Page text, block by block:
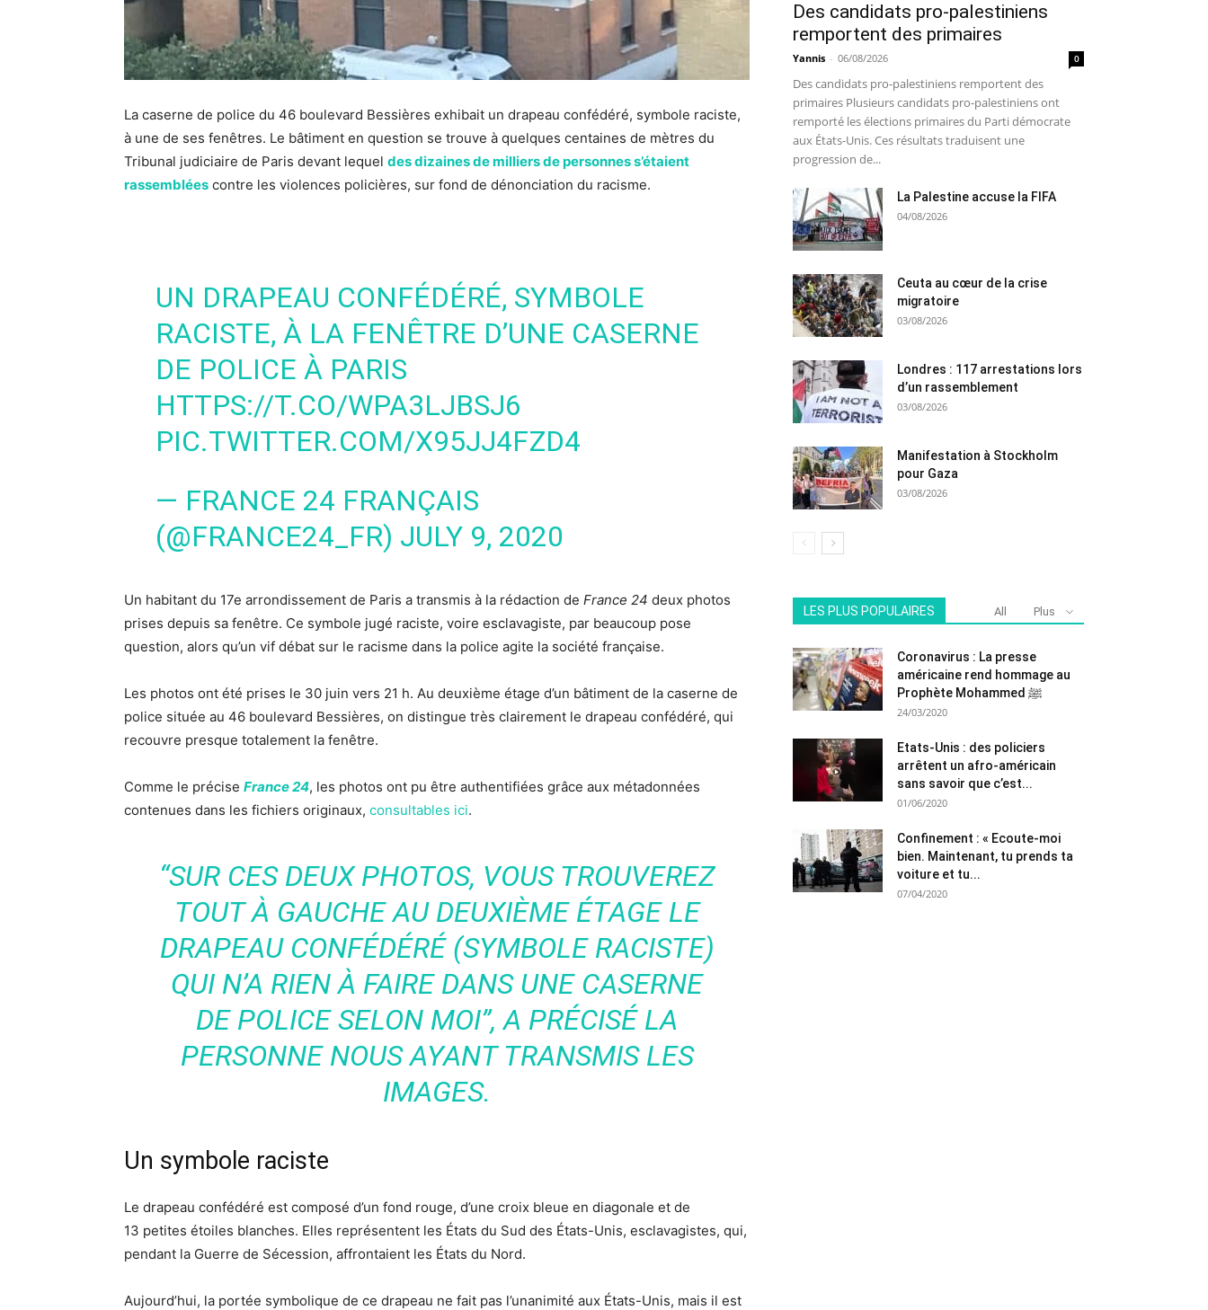
La caserne de police du 46 boulevard Bessières exhibait un drapeau confédéré, symbole raciste,
à une de ses fenêtres. Le bâtiment en question se trouve à quelques centaines de mètres du
Tribunal judiciaire de Paris devant lequel des dizaines de milliers de personnes s’étaient
rassemblées contre les violences policières, sur fond de dénonciation du racisme.
UN DRAPEAU CONFÉDÉRÉ, SYMBOLE
RACISTE, À LA FENÊTRE D’UNE CASERNE
DE POLICE À PARIS
HTTPS://T.CO/WPA3LJBSJ6
PIC.TWITTER.COM/X95JJ4FZD4
— FRANCE 24 FRANÇAIS
(@FRANCE24_FR) JULY 9, 2020
Un habitant du 17e arrondissement de Paris a transmis à la rédaction de France 24 deux photos
prises depuis sa fenêtre. Ce symbole jugé raciste, voire esclavagiste, par beaucoup pose
question, alors qu’un vif débat sur le racisme dans la police agite la société française.
Les photos ont été prises le 30 juin vers 21 h. Au deuxième étage d’un bâtiment de la caserne de
police située au 46 boulevard Bessières, on distingue très clairement le drapeau confédéré, qui
recouvre presque totalement la fenêtre.
Comme le précise France 24, les photos ont pu être authentifiées grâce aux métadonnées
contenues dans les fichiers originaux, consultables ici.
“SUR CES DEUX PHOTOS, VOUS TROUVEREZ
TOUT À GAUCHE AU DEUXIÈME ÉTAGE LE
DRAPEAU CONFÉDÉRÉ (SYMBOLE RACISTE)
QUI N’A RIEN À FAIRE DANS UNE CASERNE
DE POLICE SELON MOI”, A PRÉCISÉ LA
PERSONNE NOUS AYANT TRANSMIS LES
IMAGES.
Un symbole raciste
Le drapeau confédéré est composé d’un fond rouge, d’une croix bleue en diagonale et de
13 petites étoiles blanches. Elles représentent les États du Sud des États-Unis, esclavagistes, qui,
pendant la Guerre de Sécession, affrontaient les États du Nord.
Aujourd’hui, la portée symbolique de ce drapeau ne fait pas l’unanimité aux États-Unis, mais il est
Des candidats pro-palestiniens
remportent des primaires
Yannis - 06/08/2026 0
Des candidats pro-palestiniens remportent des
primaires Plusieurs candidats pro-palestiniens ont
remporté les élections primaires du Parti démocrate
aux États-Unis. Ces résultats traduisent une
progression de...
La Palestine accuse la FIFA
04/08/2026
Ceuta au cœur de la crise
migratoire
03/08/2026
Londres : 117 arrestations lors
d’un rassemblement
03/08/2026
Manifestation à Stockholm
pour Gaza
03/08/2026
LES PLUS POPULAIRES All Plus
Coronavirus : La presse
américaine rend hommage au
Prophète Mohammed ﷺ
24/03/2020
Etats-Unis : des policiers
arrêtent un afro-américain
sans savoir que c’est...
01/06/2020
Confinement : « Ecoute-moi
bien. Maintenant, tu prends ta
voiture et tu...
07/04/2020